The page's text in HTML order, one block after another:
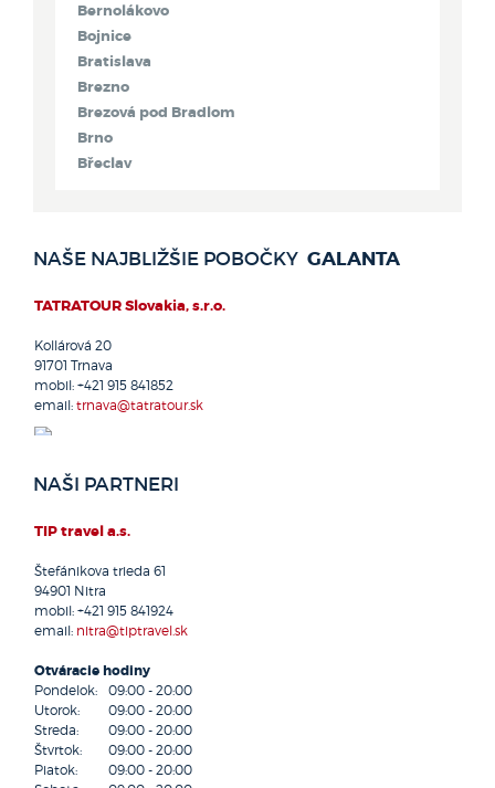
Bernolákovo
Bojnice
Bratislava
Brezno
Brezová pod Bradlom
Brno
Břeclav
Dolný Kubín
Dunajská Streda
Galanta
Handlová
Hlohovec
Hnúšťa
Humenné
Kolárovo
Komárno
Komjatice
Kráľovský Chlmec
Kremnica
Krupina
Kurima
Kysucké Nové Mesto
NAŠE NAJBLIŽŠIE POBOČKY GALANTA
TATRATOUR Slovakia, s.r.o.
Kollárová 20
91701 Trnava
mobil: +421 915 841852
email: trnava@tatratour.sk
NAŠI PARTNERI
TIP travel a.s.
Štefánikova trieda 61
94901 Nitra
mobil: +421 915 841924
email: nitra@tiptravel.sk
Otváracie hodiny
Pondelok:
09:00 - 20:00
Utorok:
09:00 - 20:00
Streda:
09:00 - 20:00
Štvrtok:
09:00 - 20:00
Piatok:
09:00 - 20:00